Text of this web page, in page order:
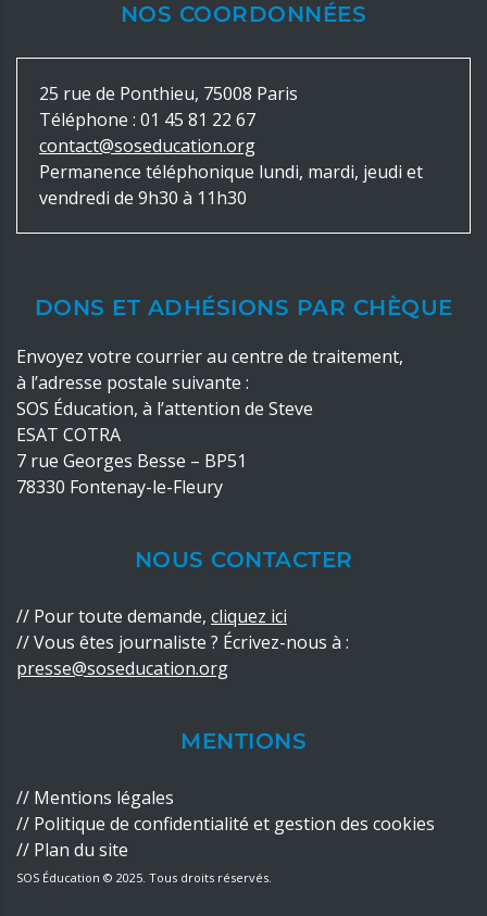
NOS COORDONNÉES
25 rue de Ponthieu, 75008 Paris
Téléphone : 01 45 81 22 67
contact@soseducation.org
Permanence téléphonique lundi, mardi, jeudi et
vendredi de 9h30 à 11h30
DONS ET ADHÉSIONS PAR CHÈQUE
Envoyez votre courrier au centre de traitement,
à l’adresse postale suivante :
SOS Éducation, à l’attention de Steve
ESAT COTRA
7 rue Georges Besse – BP51
78330 Fontenay-le-Fleury
NOUS CONTACTER
// Pour toute demande, cliquez ici
// Vous êtes journaliste ? Écrivez-nous à :
presse@soseducation.org
MENTIONS
// Mentions légales
// Politique de confidentialité et gestion des cookies
// Plan du site
SOS Éducation © 2025. Tous droits réservés.